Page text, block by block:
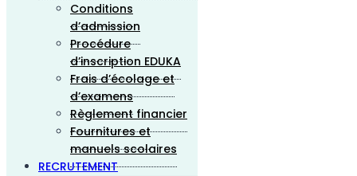
Conditions
d’admission
Procédure
d’inscription EDUKA
Frais d’écolage et
d’examens
Règlement financier
Fournitures et
manuels scolaires
RECRUTEMENT